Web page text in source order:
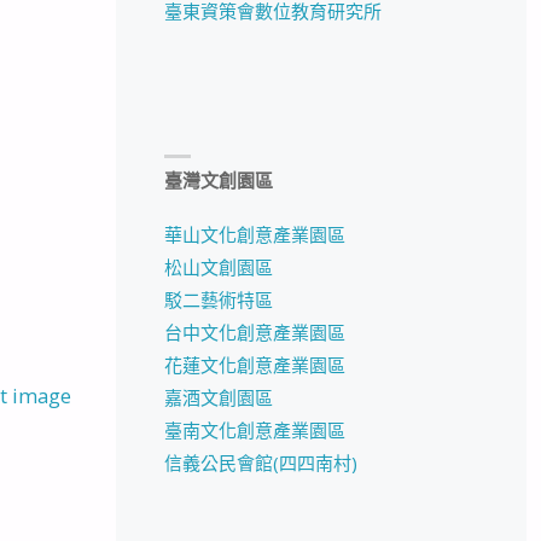
image
臺東資策會數位教育研究所
臺灣文創園區
華山文化創意產業園區
松山文創園區
駁二藝術特區
台中文化創意產業園區
花蓮文化創意產業園區
嘉酒文創園區
臺南文化創意產業園區
信義公民會館(四四南村)